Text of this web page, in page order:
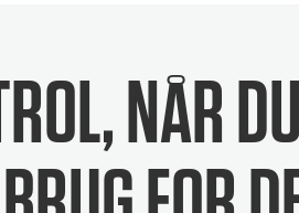
NÅR